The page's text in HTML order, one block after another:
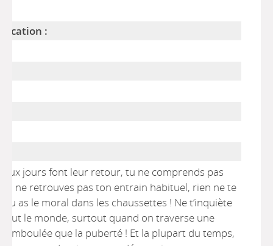
:
jours font leur retour, tu ne comprends pas
ne retrouves pas ton entrain habituel, rien ne te
tu as le moral dans les chaussettes ! Ne t’inquiète
tout le monde, surtout quand on traverse une
que la puberté ! Et la plupart du temps,